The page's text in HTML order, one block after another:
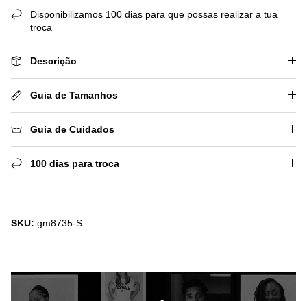
Disponibilizamos 100 dias para que possas realizar a tua
troca
Descrição
Guia de Tamanhos
Guia de Cuidados
100 dias para troca
SKU: gm8735-S